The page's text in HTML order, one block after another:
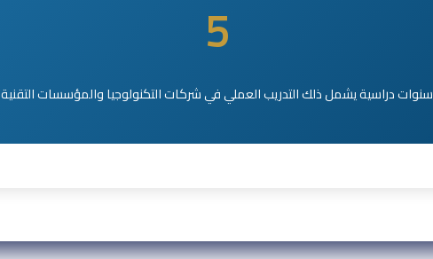
5
سنوات دراسية يشمل ذلك التدريب العملي في شركات التكنولوجيا والمؤسسات التقنية